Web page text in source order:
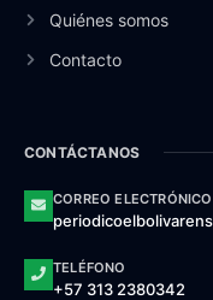
Quiénes somos
Contacto
CONTÁCTANOS
CORREO ELECTRÓNICO
TELÉFONO
+57 313 2380342